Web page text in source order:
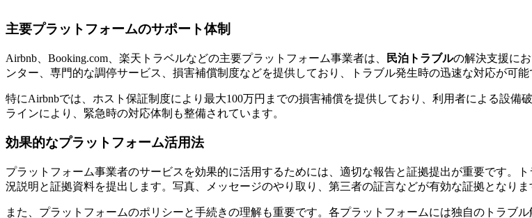
主要プラットフォームのサポート体制
Airbnb、Booking.com、楽天トラベルなどの主要プラットフォーム事業者は、 民泊トラブルの解決支援に
ンター、専門的な調停サービス、損害補償制度などを提供しており、トラブル発生時の迅速な対応が可能
特にAirbnbでは、ホスト保証制度により最大100万円までの損害補償を提供しており、利用者による設
ラインにより、緊急時の対応体制も整備されています。
効果的なプラットフォーム活用法
プラットフォーム事業者のサービスを効果的に活用するためには、適切な報告と証拠提出が重要です。
況説明と証拠資料を提出します。写真、メッセージのやり取り、第三者の証言などが有効な証拠となりま
また、プラットフォームのポリシーと手続きの理解も重要です。各プラットフォームには独自のトラブ